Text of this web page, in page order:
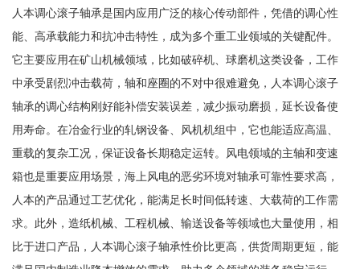
人本调心滚子轴承是国内应用广泛的核心传动部件，凭借的调心性
能、高承载能力和抗冲击特性，成为多个重工业领域的关键配件。
它主要应用在矿山机械领域，比如破碎机、球磨机这类设备，工作
中承受剧烈冲击载荷，轴和座圈的不对中很难避免，人本调心滚子
轴承的调心结构刚好能补偿安装误差，减少振动磨损，延长设备使
用寿命。在冶金行业的轧钢设备、风机机组中，它也能适应高温、
重载的复杂工况，保证设备长期稳定运转。风电领域的主轴和变速
箱也是重要应用场景，海上风电的恶劣环境对轴承可靠性要求高，
人本的产品通过工艺优化，能满足长时间低转速、大载荷的工作需
求。此外，造纸机械、工程机械、输送设备等领域也大量使用，相
比于进口产品，人本调心滚子轴承性价比更高，供货周期更短，能